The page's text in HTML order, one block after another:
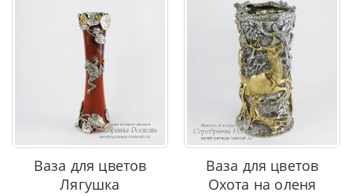
Ваза для цветов
Лягушка
Ваза для цветов
Охота на оленя